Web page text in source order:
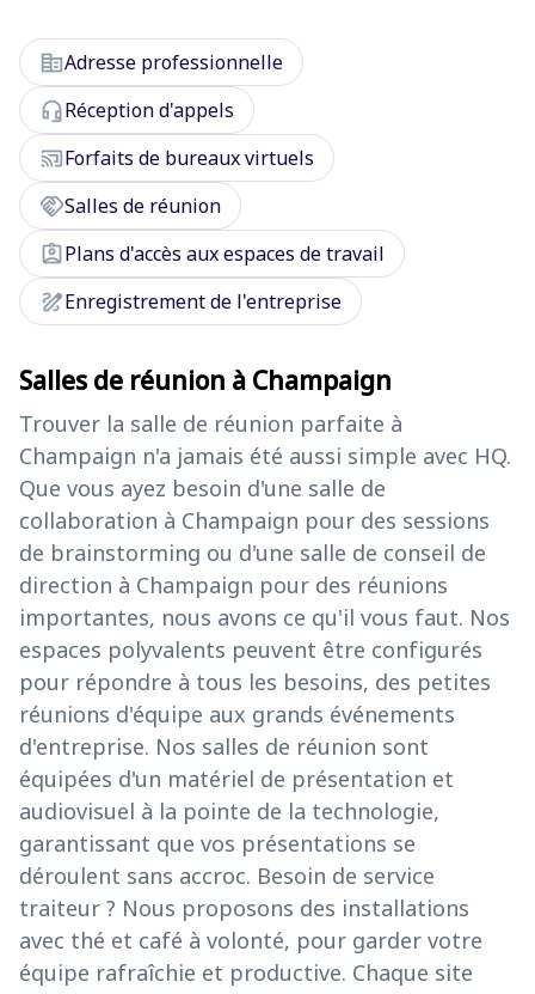
corporate_fareAdresse professionnelle
headset_micRéception d'appels
cast_connectedForfaits de bureaux virtuels
handshakeSalles de réunion
assignment_indPlans d'accès aux espaces de travail
drawEnregistrement de l'entreprise
Salles de réunion à Champaign
Trouver la salle de réunion parfaite à
Champaign n'a jamais été aussi simple avec HQ.
Que vous ayez besoin d'une salle de
collaboration à Champaign pour des sessions
de brainstorming ou d'une salle de conseil de
direction à Champaign pour des réunions
importantes, nous avons ce qu'il vous faut. Nos
espaces polyvalents peuvent être configurés
pour répondre à tous les besoins, des petites
réunions d'équipe aux grands événements
d'entreprise. Nos salles de réunion sont
équipées d'un matériel de présentation et
audiovisuel à la pointe de la technologie,
garantissant que vos présentations se
déroulent sans accroc. Besoin de service
traiteur ? Nous proposons des installations
avec thé et café à volonté, pour garder votre
équipe rafraîchie et productive. Chaque site